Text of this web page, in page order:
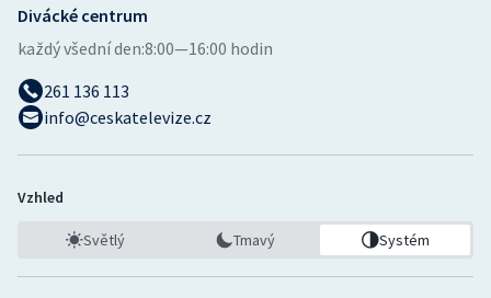
Divácké centrum
každý všední den:8:00—16:00 hodin
261 136 113
info@ceskatelevize.cz
Vzhled
Světlý Tmavý Systém